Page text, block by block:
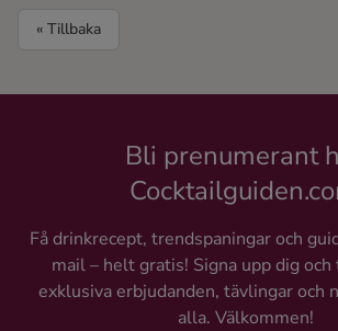
« Tillbaka
Bli prenumerant
Få drinkrecept, trendspaningar och
mail – helt gratis! Signa upp dig och
exklusiva erbjudanden, tävlingar och
alla. Välkommen!